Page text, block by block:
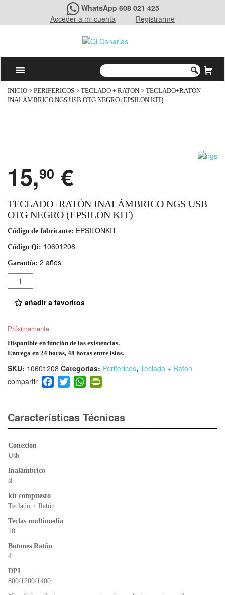
WhatsApp 608 021 425
Acceder a mi cuenta
Registrarme
INICIO > PERIFERICOS > TECLADO + RATON > TECLADO+RATÓN
INALÁMBRICO NGS USB OTG NEGRO (EPSILON KIT)
15,90 €
TECLADO+RATÓN INALÁMBRICO NGS USB
OTG NEGRO (EPSILON KIT)
Código de fabricante: EPSILONKIT
Código Qi: 10601208
Garantía: 2 años
Cantidad
añadir a favoritos
Próximamente
Disponible en función de las existencias.
Entrega en 24 horas, 48 horas entre islas.
SKU: 10601208 Categorías: Perifericos, Teclado + Raton
F
a
e
b
T
wi
er
W
h
s
A
ri
e
Características Técnicas
Conexión
Usb
Inalámbrico
si
kit compuesto
Teclado + Ratón
Teclas multimedia
10
Botones Ratón
4
DPI
800/1200/1400